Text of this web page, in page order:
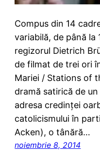
Compus din 14
variabilă, de până la
regizorul Dietrich
de filmat de trei ori
Mariei / Stations of
dramă satirică de
adresa credinței
catolicismului în
Acken), o tânără…
noiembrie 8, 2014